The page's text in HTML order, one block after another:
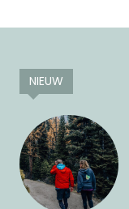
NIEUW